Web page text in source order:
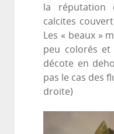
la réputation
calcites
Les « beaux »
peu colorés et
décote en
pas le cas des
droite)